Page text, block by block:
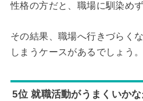
性格の方だと、職場に馴染め
その結果、職場へ行きづらく
しまうケースがあるでしょう。
5位 就職活動がうまくいか